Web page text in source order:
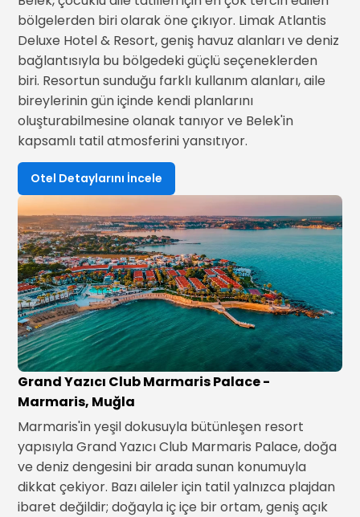
bölgelerden biri olarak öne çıkıyor. Limak Atlantis
Deluxe Hotel & Resort, geniş havuz alanları ve deniz
bağlantısıyla bu bölgedeki güçlü seçeneklerden
biri. Resortun sunduğu farklı kullanım alanları, aile
bireylerinin gün içinde kendi planlarını
oluşturabilmesine olanak tanıyor ve Belek'in
kapsamlı tatil atmosferini yansıtıyor.
Otel Detaylarını İncele
Grand Yazıcı Club Marmaris Palace -
Marmaris, Muğla
Marmaris'in yeşil dokusuyla bütünleşen resort
yapısıyla Grand Yazıcı Club Marmaris Palace, doğa
ve deniz dengesini bir arada sunan konumuyla
dikkat çekiyor. Bazı aileler için tatil yalnızca plajdan
ibaret değildir; doğayla iç içe bir ortam, geniş açık